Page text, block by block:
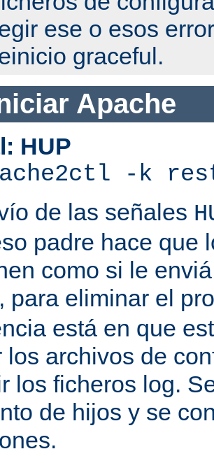
ese o esos
graceful.
Apache
HUP
-k
de las señales
padre hace que
como si le
, para eliminar el
está en que
los archivos de
los ficheros log.
de hijos y se